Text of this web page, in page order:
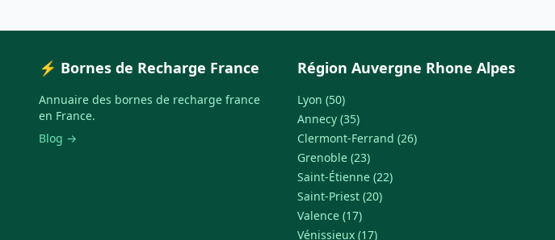
⚡ Bornes de Recharge France
Annuaire des bornes de recharge france
en France.
Blog →
Région Auvergne Rhone Alpes
Lyon (50)
Annecy (35)
Clermont-Ferrand (26)
Grenoble (23)
Saint-Étienne (22)
Saint-Priest (20)
Valence (17)
Vénissieux (17)